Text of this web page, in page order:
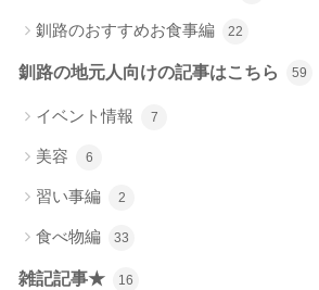
釧路のおすすめお食事編 22
釧路の地元人向けの記事はこちら 59
イベント情報 7
美容 6
習い事編 2
食べ物編 33
雑記記事★ 16